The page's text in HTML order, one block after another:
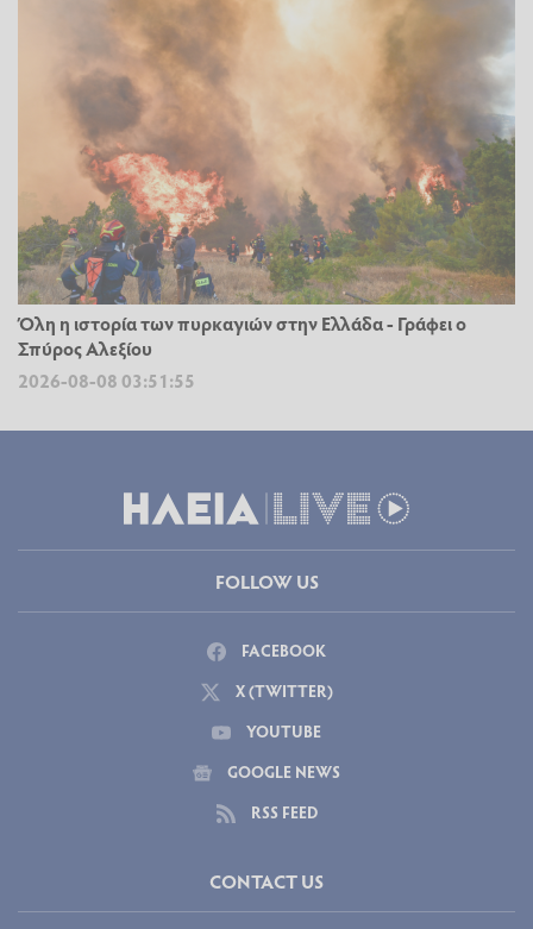
Όλη η ιστορία των πυρκαγιών στην Ελλάδα - Γράφει ο
Σπύρος Αλεξίου
2026-08-08 03:51:55
FOLLOW US
FACEBOOK
X (TWITTER)
YOUTUBE
GOOGLE NEWS
RSS FEED
CONTACT US